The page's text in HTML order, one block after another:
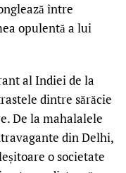
între
opulentă a lui
al Indiei de la
dintre sărăcie
De la mahalalele
din Delhi,
o societate